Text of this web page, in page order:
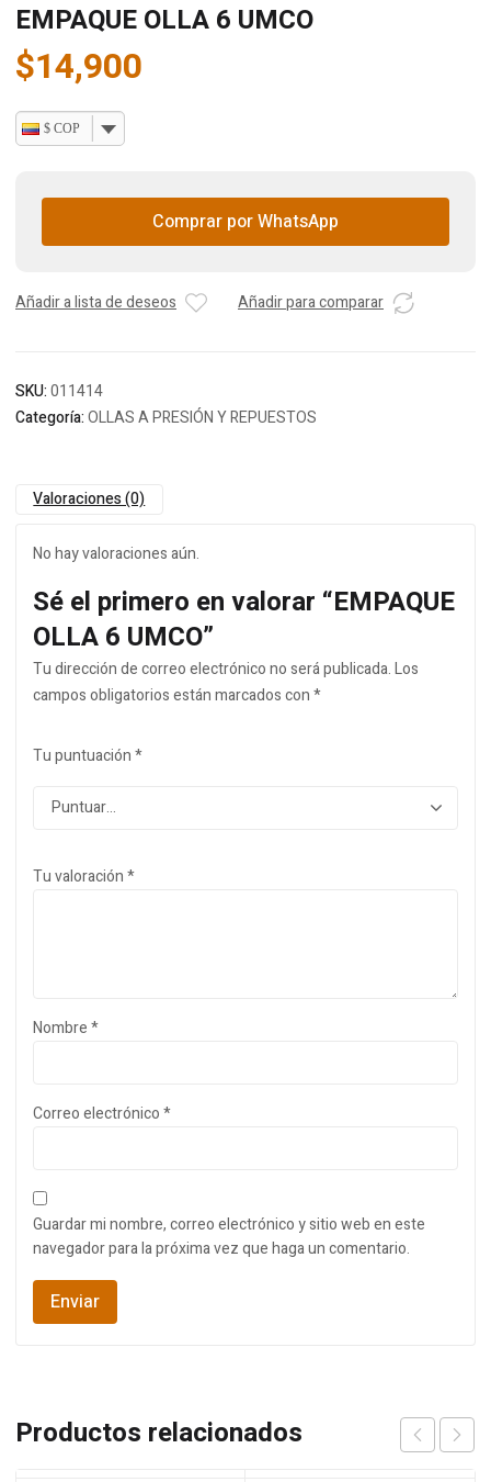
EMPAQUE OLLA 6 UMCO
$14,900
$ COP
Comprar por WhatsApp
Añadir a lista de deseos Añadir para comparar
SKU:011414
Categoría:OLLAS A PRESIÓN Y REPUESTOS
Valoraciones (0)
No hay valoraciones aún.
Sé el primero en valorar “EMPAQUE
OLLA 6 UMCO”
Tu dirección de correo electrónico no será publicada.Los
campos obligatorios están marcados con*
Tu puntuación*
Tu valoración*
Nombre*
Correo electrónico*
Guardar mi nombre, correo electrónico y sitio web en este
navegador para la próxima vez que haga un comentario.
Productos relacionados